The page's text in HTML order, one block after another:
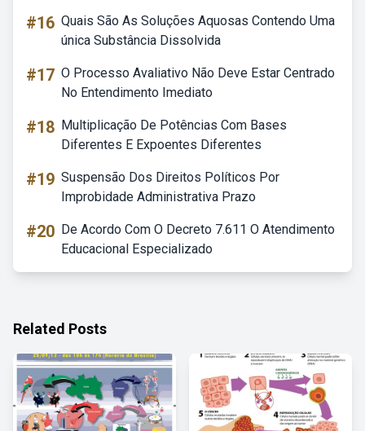
#16 Quais São As Soluções Aquosas Contendo Uma
única Substância Dissolvida
#17 O Processo Avaliativo Não Deve Estar Centrado
No Entendimento Imediato
#18 Multiplicação De Potências Com Bases
Diferentes E Expoentes Diferentes
#19 Suspensão Dos Direitos Políticos Por
Improbidade Administrativa Prazo
#20 De Acordo Com O Decreto 7.611 O Atendimento
Educacional Especializado
Related Posts